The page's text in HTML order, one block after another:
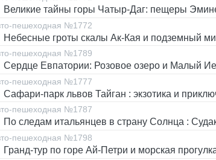
Великие тайны горы Чатыр-Даг: пещеры
пешеходная №1772
Небесные гроты скалы Ак-Кая и подземный
пешеходная №1789
Сердце Евпатории: Розовое озеро и Малый
пешеходная №1777
Сафари-парк львов Тайган : экзотика и
пешеходная №1787
По следам итальянцев в страну Солнца :
пешеходная №1798
Гранд-тур по горе Ай-Петри и морская